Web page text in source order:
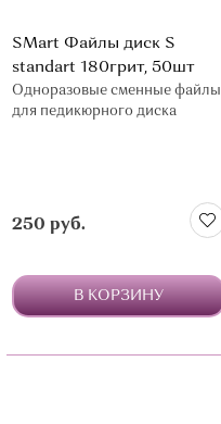
SMart Файлы диск S
standart 180грит, 50шт
Одноразовые сменные файлы
для педикюрного диска
250 руб.
В КОРЗИНУ